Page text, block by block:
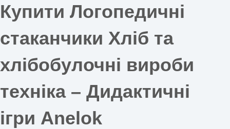
Купити Логопедичні
стаканчики Хліб та
хлібобулочні вироби
техніка – Дидактичні
ігри Anelok